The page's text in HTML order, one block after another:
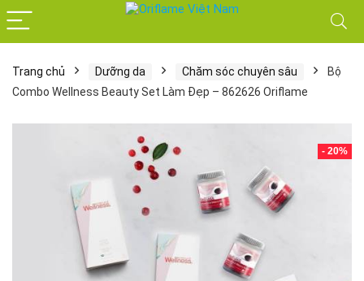
Trang chủ Dưỡng da Chăm sóc chuyên sâu
Bộ
Combo Wellness Beauty Set Làm Đẹp – 862626 Oriflame
- 20%